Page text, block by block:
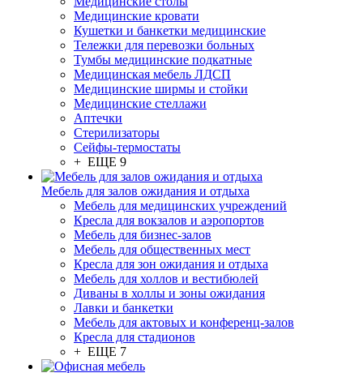
Медицинские кровати
Кушетки и банкетки медицинские
Тележки для перевозки больных
Тумбы медицинские подкатные
Медицинская мебель ЛДСП
Медицинские ширмы и стойки
Медицинские стеллажи
Аптечки
Стерилизаторы
Сейфы-термостаты
+ ЕЩЕ 9
Мебель для залов ожидания и отдыха
Мебель для медицинских учреждений
Кресла для вокзалов и аэропортов
Мебель для бизнес-залов
Мебель для общественных мест
Кресла для зон ожидания и отдыха
Мебель для холлов и вестибюлей
Диваны в холлы и зоны ожидания
Лавки и банкетки
Мебель для актовых и конференц-залов
Кресла для стадионов
+ ЕЩЕ 7